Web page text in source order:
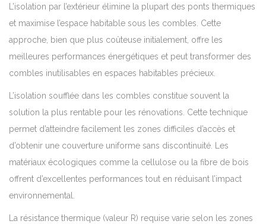
L’isolation par l’extérieur élimine la plupart des ponts thermiques
et maximise l’espace habitable sous les combles. Cette
approche, bien que plus coûteuse initialement, offre les
meilleures performances énergétiques et peut transformer des
combles inutilisables en espaces habitables précieux.
L’isolation soufflée dans les combles constitue souvent la
solution la plus rentable pour les rénovations. Cette technique
permet d’atteindre facilement les zones difficiles d’accès et
d’obtenir une couverture uniforme sans discontinuité. Les
matériaux écologiques comme la cellulose ou la fibre de bois
offrent d’excellentes performances tout en réduisant l’impact
environnemental.
La résistance thermique (valeur R) requise varie selon les zones